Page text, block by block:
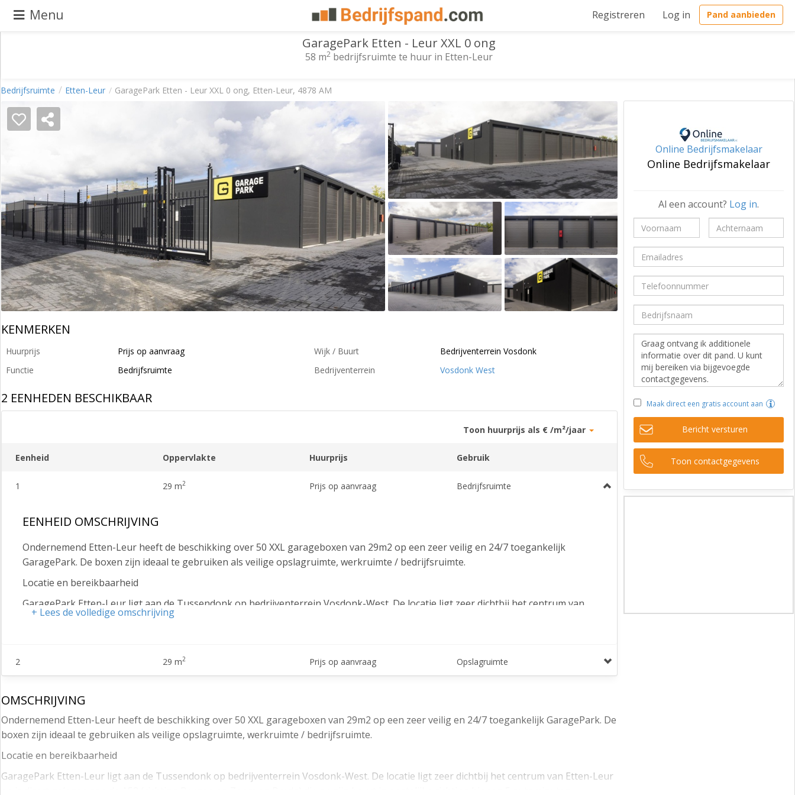
Menu Registreren Log in Pand aanbieden
aanbieden
Pand
zoeken
Waarom
adverteren
Blog
Registreren
Login
Bedrijfsruimte Etten-Leur GaragePark Etten - Leur XXL 0 ong, Etten-Leur, 4878 AM
GaragePark Etten - Leur XXL 0 ong
58 m2bedrijfsruimte te huur in Etten-Leur
KENMERKEN
Huurprijs
Prijs op aanvraag
Functie
Bedrijfsruimte
Wijk / Buurt
Bedrijventerrein Vosdonk
Bedrijventerrein
Vosdonk West
2 EENHEDEN BESCHIKBAAR
Toon huurprijs als € /m²/jaar
Eenheid Oppervlakte Huurprijs Gebruik
1 29 m2 Prijs op aanvraag Bedrijfsruimte
EENHEID OMSCHRIJVING
Ondernemend Etten-Leur heeft de beschikking over 50 XXL garageboxen van 29m2 op een zeer veilig en 24/7 toegankelijk
GaragePark. De boxen zijn ideaal te gebruiken als veilige opslagruimte, werkruimte / bedrijfsruimte.
Locatie en bereikbaarheid
GaragePark Etten-Leur ligt aan de Tussendonk op bedrijventerrein Vosdonk-West. De locatie ligt zeer dichtbij het centrum van
Etten-Leur en is direct gelegen aan de A58 (richting Bergen op Zoom en Breda) die op zijn beurt in oostelijke richting binnen 5
geschikt als opslag- en werkruimte/bedrijfsruimte. De boxen zijn uiteraard 24/7 toegankelijk en zeer goed beveiligd (BORG-2)
met o.a. een inbraak- en brandalarm per box. Ook parkfaciliteiten zoals een sanitaire voorziening en postbus per garagebox
ontbreken niet.
Formaten
Het volgende formaat (L x B X H) is bij GaragePark Etten-Leur te huur en te koop:
+ Lees de volledige omschrijving
2 29 m2 Prijs op aanvraag Opslagruimte
OMSCHRIJVING
Ondernemend Etten-Leur heeft de beschikking over 50 XXL garageboxen van 29m2 op een zeer veilig en 24/7 toegankelijk GaragePark. De
boxen zijn ideaal te gebruiken als veilige opslagruimte, werkruimte / bedrijfsruimte.
Locatie en bereikbaarheid
GaragePark Etten-Leur ligt aan de Tussendonk op bedrijventerrein Vosdonk-West. De locatie ligt zeer dichtbij het centrum van Etten-Leur
Online Bedrijfsmakelaar
Online Bedrijfsmakelaar
Al een account? Log in.
Maak direct een gratis account aan
Bericht versturen
Toon contactgegevens